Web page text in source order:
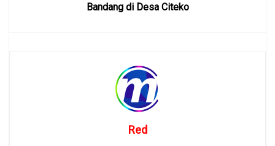
Bandang di Desa Citeko
Red